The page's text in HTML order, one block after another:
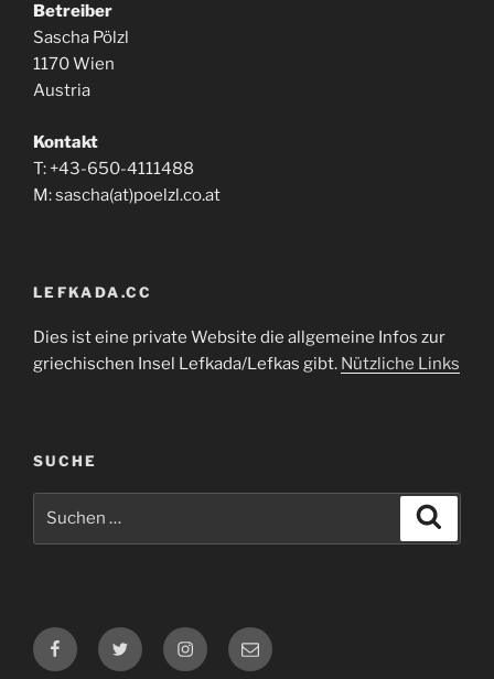
Betreiber
Sascha Pölzl
1170 Wien
Austria
Kontakt
T: +43-650-4111488
M: sascha(at)poelzl.co.at
LEFKADA.CC
Dies ist eine private Website die allgemeine Infos zur
griechischen Insel Lefkada/Lefkas gibt. Nützliche Links
SUCHE
FacebookTwitter Instagram
E-
Mail